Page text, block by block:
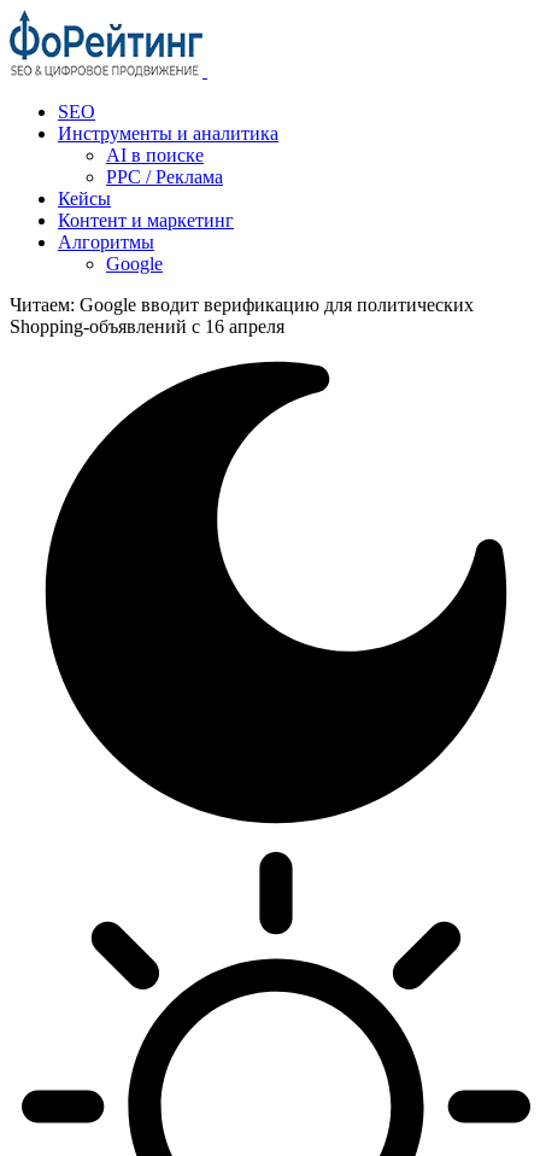
SEO
Инструменты и аналитика
AI в поиске
PPC / Реклама
Кейсы
Контент и маркетинг
Алгоритмы
Google
Читаем: Google вводит верификацию для политических
Shopping‑объявлений с 16 апреля